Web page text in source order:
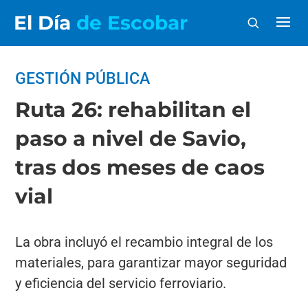
El Día de Escobar
GESTIÓN PÚBLICA
Ruta 26: rehabilitan el
paso a nivel de Savio,
tras dos meses de caos
vial
La obra incluyó el recambio integral de los
materiales, para garantizar mayor seguridad
y eficiencia del servicio ferroviario.